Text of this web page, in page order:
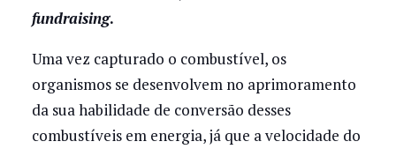
fundraising.
Uma vez capturado o combustível, os
organismos se desenvolvem no aprimoramento
da sua habilidade de conversão desses
combustíveis em energia, já que a velocidade do